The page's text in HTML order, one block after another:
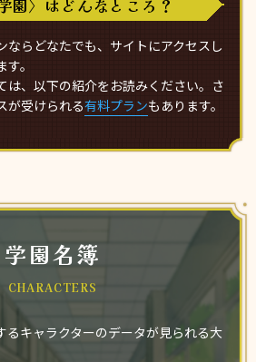
園〉はどんなところ？
ならどなたでも、サイトにアクセスし
。
は、以下の紹介をお読みください。さ
が受けられる有料プランもあります。
学園名簿
CHARACTERS
るキャラクターのデータが見られる大